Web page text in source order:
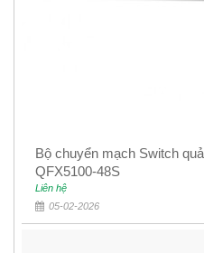
Bộ chuyển mạch Switch
QFX5100-48S
Liên hệ
05-02-2026